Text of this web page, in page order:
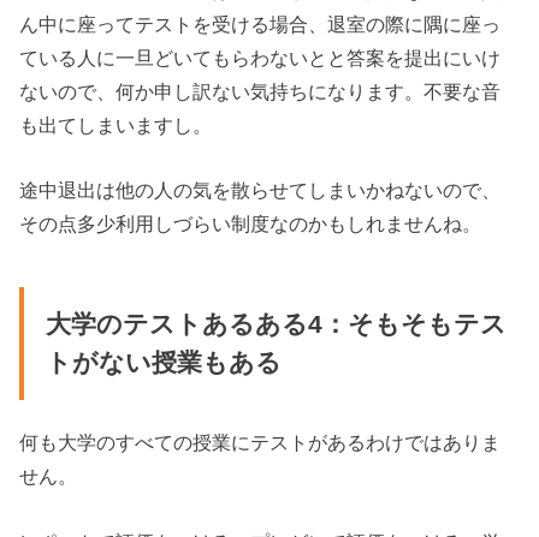
ん中に座ってテストを受ける場合、退室の際に隅に座っ
ている人に一旦どいてもらわないとと答案を提出にいけ
ないので、何か申し訳ない気持ちになります。不要な音
も出てしまいますし。
途中退出は他の人の気を散らせてしまいかねないので、
その点多少利用しづらい制度なのかもしれませんね。
大学のテストあるある4：そもそもテス
トがない授業もある
何も大学のすべての授業にテストがあるわけではありま
せん。